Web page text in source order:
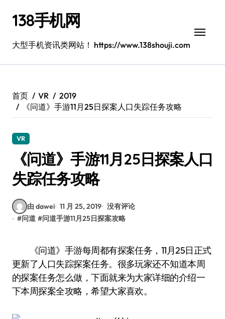
138手机网
大型手机资讯类网站！ https://www.138shouji.com
首页 VR
2019
《问道》手游11月25日探案人口失踪任务攻略
VR
《问道》手游11月25日探案人口
失踪任务攻略
由 dawei 11 月 25, 2019 没有评论
#问道 #问道手游11月25日探案攻略
《问道》手游每周都有探案任务，11月25日正式
更新了人口失踪探案任务。很多玩家还不知道本周
的探案任务怎么做，下面就来为大家详细的介绍一
下本周探案全攻略，希望大家喜欢。